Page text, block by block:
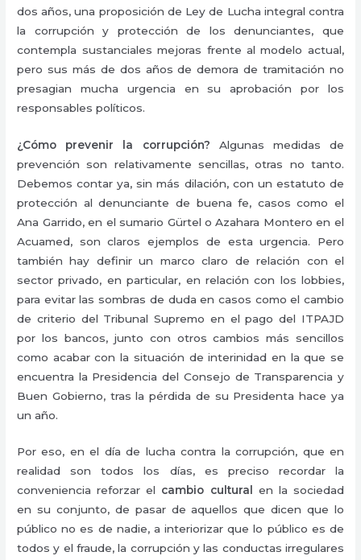
dos años, una proposición de Ley de Lucha integral contra
la corrupción y protección de los denunciantes, que
contempla sustanciales mejoras frente al modelo actual,
pero sus más de dos años de demora de tramitación no
presagian mucha urgencia en su aprobación por los
responsables políticos.
¿Cómo prevenir la corrupción? Algunas medidas de
prevención son relativamente sencillas, otras no tanto.
Debemos contar ya, sin más dilación, con un estatuto de
protección al denunciante de buena fe, casos como el
Ana Garrido, en el sumario Gürtel o Azahara Montero en el
Acuamed, son claros ejemplos de esta urgencia. Pero
también hay definir un marco claro de relación con el
sector privado, en particular, en relación con los lobbies,
para evitar las sombras de duda en casos como el cambio
de criterio del Tribunal Supremo en el pago del ITPAJD
por los bancos, junto con otros cambios más sencillos
como acabar con la situación de interinidad en la que se
encuentra la Presidencia del Consejo de Transparencia y
Buen Gobierno, tras la pérdida de su Presidenta hace ya
un año.
Por eso, en el día de lucha contra la corrupción, que en
realidad son todos los días, es preciso recordar la
conveniencia reforzar el cambio cultural
en la sociedad
en su conjunto, de pasar de aquellos que dicen que lo
público no es de nadie, a interiorizar que lo público es de
todos y el fraude, la corrupción y las conductas irregulares